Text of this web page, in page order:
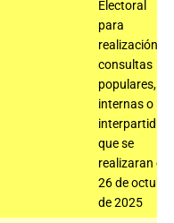
Electoral
para
realización
consultas
populares,
internas o
que se
realizaran el
26 de octubre
de 2025